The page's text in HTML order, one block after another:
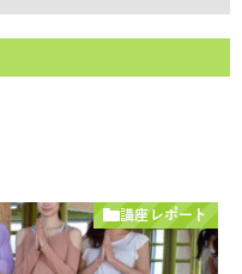
講座レポート